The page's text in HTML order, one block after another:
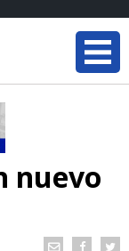
nuevo